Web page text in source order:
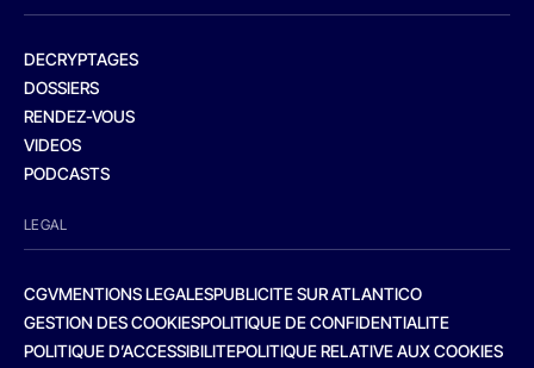
DECRYPTAGES
DOSSIERS
RENDEZ-VOUS
VIDEOS
PODCASTS
LEGAL
CGVMENTIONS LEGALESPUBLICITE SUR ATLANTICO
GESTION DES COOKIESPOLITIQUE DE CONFIDENTIALITE
POLITIQUE D’ACCESSIBILITEPOLITIQUE RELATIVE AUX COOKIES